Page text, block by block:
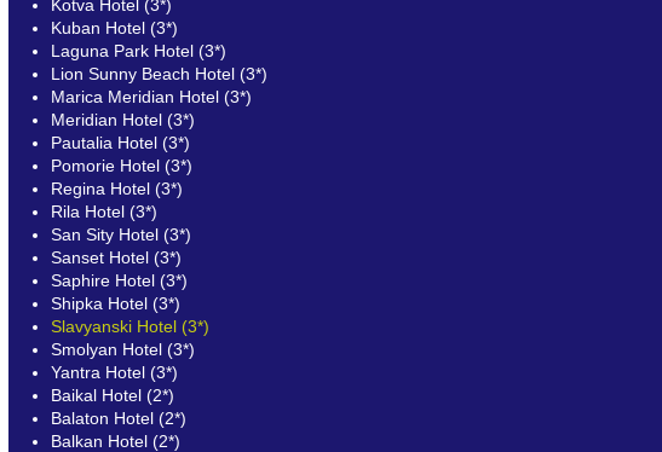
Kotva Hotel (3*)
Kuban Hotel (3*)
Laguna Park Hotel (3*)
Lion Sunny Beach Hotel (3*)
Marica Meridian Hotel (3*)
Meridian Hotel (3*)
Pautalia Hotel (3*)
Pomorie Hotel (3*)
Regina Hotel (3*)
Rila Hotel (3*)
San Sity Hotel (3*)
Sanset Hotel (3*)
Saphire Hotel (3*)
Shipka Hotel (3*)
Slavyanski Hotel (3*)
Smolyan Hotel (3*)
Yantra Hotel (3*)
Baikal Hotel (2*)
Balaton Hotel (2*)
Balkan Hotel (2*)